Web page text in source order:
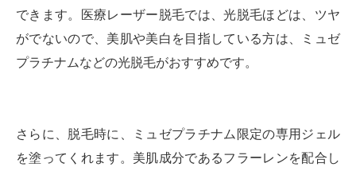
できます。医療レーザー脱毛では、光脱毛ほどは、ツヤ
がでないので、美肌や美白を目指している方は、ミュゼ
プラチナムなどの光脱毛がおすすめです。
さらに、脱毛時に、ミュゼプラチナム限定の専用ジェル
を塗ってくれます。美肌成分であるフラーレンを配合し